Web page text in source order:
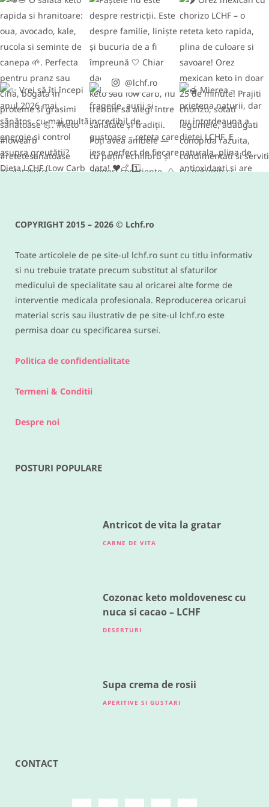
MAI 18, 2016
@lchf.ro
COPYRIGHT 2015 – 2026 © Lchf.ro
Toate articolele de pe site-ul lchf.ro sunt cu titlu informativ
si nu trebuie tratate precum substitut al sfaturilor
medicului de specialitate sau al oricarei alte forme de
interventie medicala profesionala. Reproducerea oricarui
material scris sau ilustrativ de pe site-ul lchf.ro este
permisa doar cu specificarea sursei.
Politica de confidentialitate
Termeni & Conditii
Despre noi
POSTURI POPULARE
Antricot de vita la gratar
CARNE DE VITA
Cozonac keto moldovenesc cu
nuca si cacao – LCHF
DESERTURI
Supa crema de rosii
APERITIVE SI GUSTARI
CONTACT